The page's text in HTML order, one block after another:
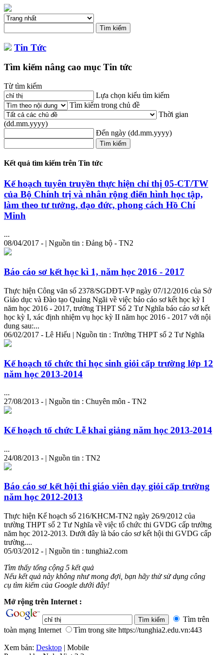
Tin Tức
Tìm kiếm nâng cao mục Tin tức
Từ tìm kiếm
Lựa chọn kiểu tìm kiếm
Tìm kiếm trong chủ đề
Thời gian
(dd.mm.yyyy)
Đến ngày (dd.mm.yyyy)
Kết quả tìm kiếm trên Tin tức
Kế hoạch tuyên truyền thực hiện chỉ thị 05-CT/TW
của Bộ Chính trị và nhân rộng điển hình học tập,
làm theo tư tưởng, đạo đức, phong cách Hồ Chí
Minh
...
08/04/2017 - | Nguồn tin : Đảng bộ - TN2
Báo cáo sơ kết học kì 1, năm học 2016 - 2017
Thực hiện Công văn số 2378/SGDĐT-VP ngày 07/12/2016 của Sở
Giáo dục và Đào tạo Quảng Ngãi về việc báo cáo sơ kết học kỳ I
năm học 2016 - 2017, trường THPT Số 2 Tư Nghĩa báo cáo sơ kết
học kỳ I, xác định nhiệm vụ học kỳ II năm học 2016 - 2017 với nội
dung sau:...
06/02/2017 - Lê Hiếu | Nguồn tin : Trường THPT số 2 Tư Nghĩa
Kế hoạch tổ chức thi học sinh giỏi cấp trường lớp 12
năm học 2013-2014
...
27/08/2013 - | Nguồn tin : Chuyên môn - TN2
Kế hoạch tổ chức Lễ khai giảng năm học 2013-2014
...
24/08/2013 - | Nguồn tin : TN2
Báo cáo sơ kết hội thi giáo viên dạy giỏi cấp trường
năm học 2012-2013
Thực hiện Kế hoạch số 216/KHCM-TN2 ngày 26/9/2012 của
trường THPT số 2 Tư Nghĩa về việc tổ chức thi GVDG cấp trường
năm học 2012-2013. Dưới đây là báo cáo sơ kết hội thi GVDG cấp
trường....
05/03/2012 - | Nguồn tin : tunghia2.com
Tìm thấy tổng cộng 5 kết quả
Nếu kết quả này không như mong đợi, bạn hãy thử sử dụng công
cụ tìm kiếm của Google dưới đây!
Mở rộng trên Internet :
Tìm trên
toàn mạng Internet
Tìm trong site https://tunghia2.edu.vn:443
Xem bản: Desktop | Mobile